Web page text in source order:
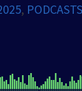
, PODCASTS